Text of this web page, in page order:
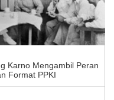
Karno Mengambil Peran
Format PPKI